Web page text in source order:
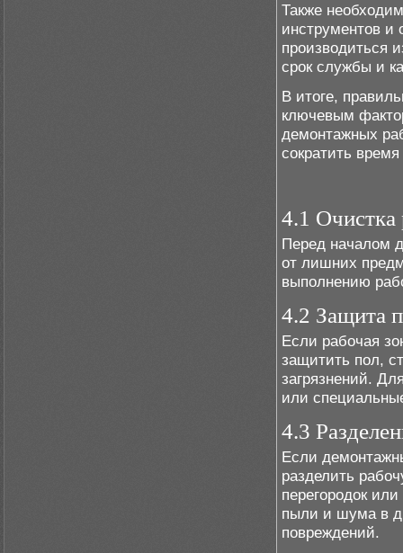
Также
инструментов
производиться
срок службы и
В итоге,
ключевым
демонтажных
сократить
4.1 Очистка
Перед началом
от лишних
выполнению
4.2 Защита
Если рабочая
защитить пол,
загрязнений.
или
4.3
Если
разделить
перегородок
пыли и шума в
повреждений.